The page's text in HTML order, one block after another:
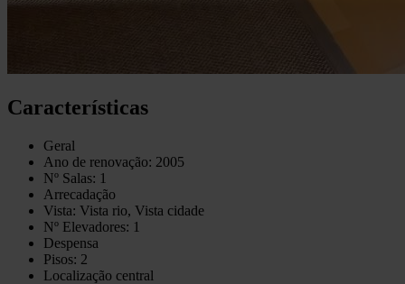
Características
Geral
Ano de renovação: 2005
Nº Salas: 1
Arrecadação
Vista: Vista rio, Vista cidade
Nº Elevadores: 1
Despensa
Pisos: 2
Localização central